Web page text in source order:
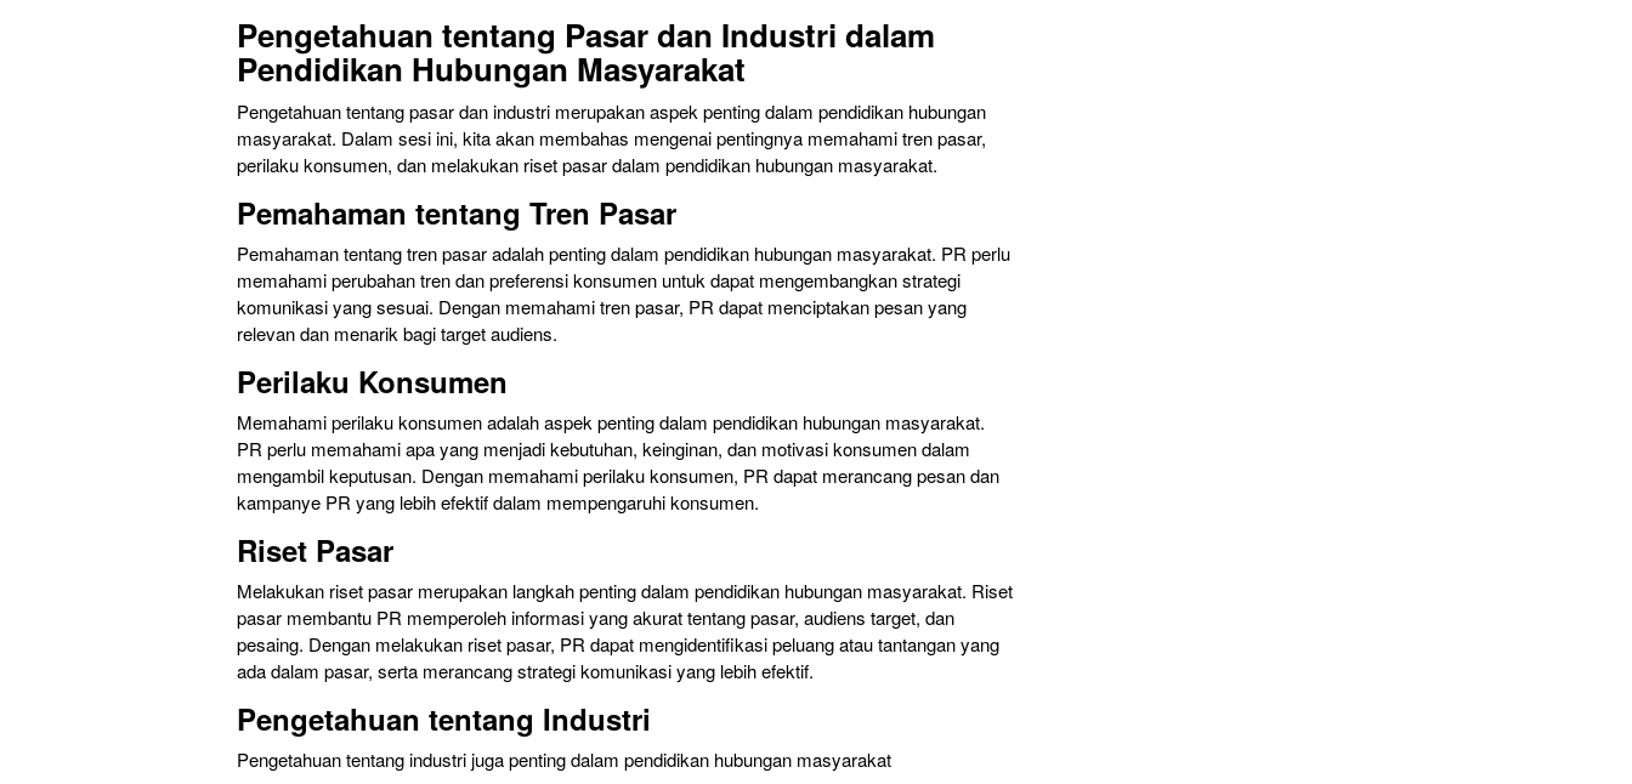
Pengetahuan tentang Pasar dan Industri dalam
Pendidikan Hubungan Masyarakat
Pengetahuan tentang pasar dan industri merupakan aspek penting dalam pendidikan hubungan
masyarakat. Dalam sesi ini, kita akan membahas mengenai pentingnya memahami tren pasar,
perilaku konsumen, dan melakukan riset pasar dalam pendidikan hubungan masyarakat.
Pemahaman tentang Tren Pasar
Pemahaman tentang tren pasar adalah penting dalam pendidikan hubungan masyarakat. PR perlu
memahami perubahan tren dan preferensi konsumen untuk dapat mengembangkan strategi
komunikasi yang sesuai. Dengan memahami tren pasar, PR dapat menciptakan pesan yang
relevan dan menarik bagi target audiens.
Perilaku Konsumen
Memahami perilaku konsumen adalah aspek penting dalam pendidikan hubungan masyarakat.
PR perlu memahami apa yang menjadi kebutuhan, keinginan, dan motivasi konsumen dalam
mengambil keputusan. Dengan memahami perilaku konsumen, PR dapat merancang pesan dan
kampanye PR yang lebih efektif dalam mempengaruhi konsumen.
Riset Pasar
Melakukan riset pasar merupakan langkah penting dalam pendidikan hubungan masyarakat. Riset
pasar membantu PR memperoleh informasi yang akurat tentang pasar, audiens target, dan
pesaing. Dengan melakukan riset pasar, PR dapat mengidentifikasi peluang atau tantangan yang
ada dalam pasar, serta merancang strategi komunikasi yang lebih efektif.
Pengetahuan tentang Industri
Pengetahuan tentang industri juga penting dalam pendidikan hubungan masyarakat